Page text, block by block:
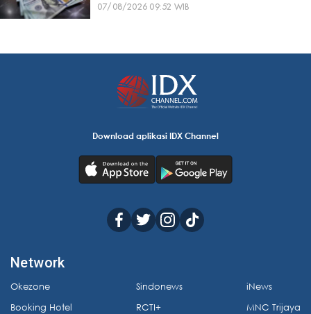
07/08/2026 09:52 WIB
Download aplikasi IDX Channel
Network
Okezone
Booking Hotel
Sindonews
RCTI+
iNews
MNC Trijaya